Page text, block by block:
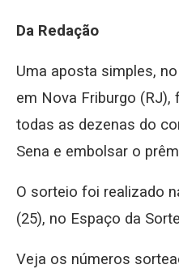
Da Redação
Uma aposta simples,
em Nova Friburgo (RJ),
todas as dezenas do
Sena e embolsar o
O sorteio foi realizado
(25), no Espaço da
Veja os números